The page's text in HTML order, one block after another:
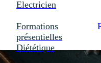
Electricien
Formations
présentielles
Diététique